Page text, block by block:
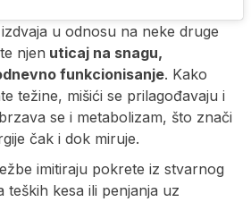
u odnosu na neke druge
njen uticaj na snagu,
funkcionisanje. Kako
težine, mišići se prilagođavaju i
se i metabolizam, što znači
čak i dok miruje.
imitiraju pokrete iz stvarnog
teških kesa ili penjanja uz